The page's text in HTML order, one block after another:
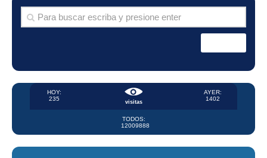
visitas
HOY:
235
AYER:
1402
TODOS:
12009888